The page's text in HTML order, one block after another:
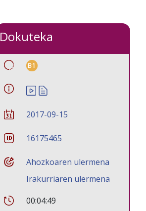
Dokuteka
B1
2017-09-15
16175465
Ahozkoaren ulermena
Irakurriaren ulermena
00:04:49